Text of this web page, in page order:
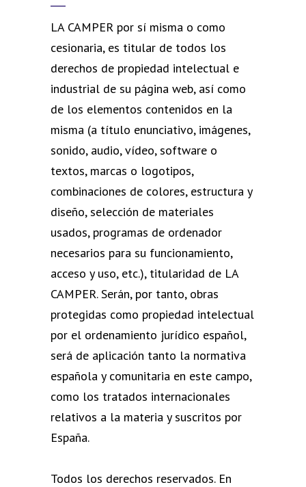
LA CAMPER por sí misma o como
cesionaria, es titular de todos los
derechos de propiedad intelectual e
industrial de su página web, así como
de los elementos contenidos en la
misma (a título enunciativo, imágenes,
sonido, audio, vídeo, software o
textos, marcas o logotipos,
combinaciones de colores, estructura y
diseño, selección de materiales
usados, programas de ordenador
necesarios para su funcionamiento,
acceso y uso, etc.), titularidad de LA
CAMPER. Serán, por tanto, obras
protegidas como propiedad intelectual
por el ordenamiento jurídico español,
será de aplicación tanto la normativa
española y comunitaria en este campo,
como los tratados internacionales
relativos a la materia y suscritos por
España.
Todos los derechos reservados. En